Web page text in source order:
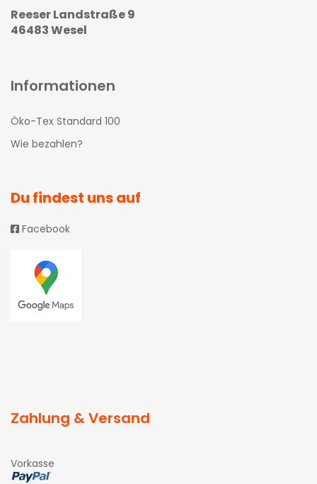
Reeser Landstraße 9
46483 Wesel
Informationen
Öko-Tex Standard 100
Wie bezahlen?
Du findest uns auf
Facebook
Zahlung & Versand
Vorkasse